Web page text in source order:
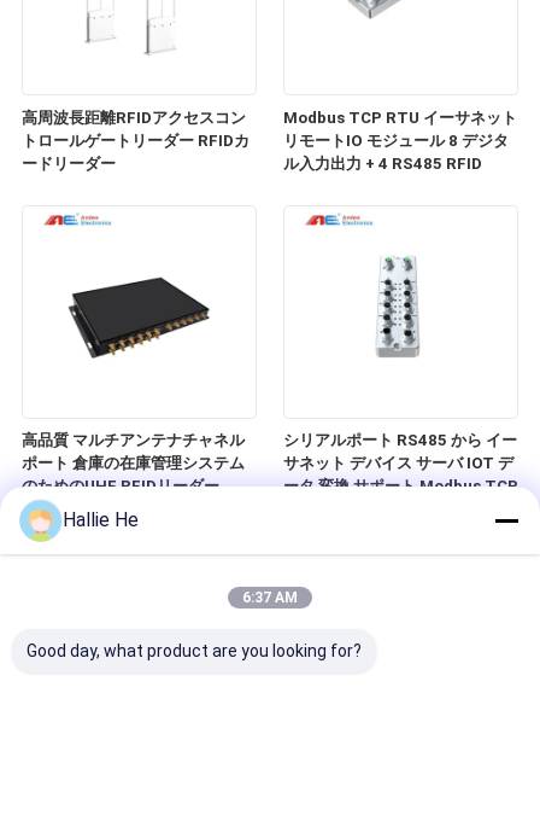
高周波長距離RFIDアクセスコン
トロールゲートリーダー RFIDカ
ードリーダー
Modbus TCP RTU イーサネット
リモートIO モジュール 8 デジタ
ル入力出力 + 4 RS485 RFID
高品質 マルチアンテナチャネル
ポート 倉庫の在庫管理システム
のためのUHF RFIDリーダー
シリアルポート RS485 から イー
サネット デバイス サーバ IOT デ
ータ 変換 サポート Modbus TCP
Hallie He
6:37 AM
Good day, what product are you looking for?